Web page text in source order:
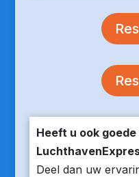
Heeft u ook
Deel dan uw